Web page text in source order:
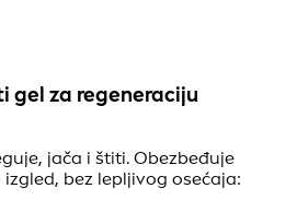
gel za regeneraciju
jača i štiti. Obezbeđuje
bez lepljivog osećaja: